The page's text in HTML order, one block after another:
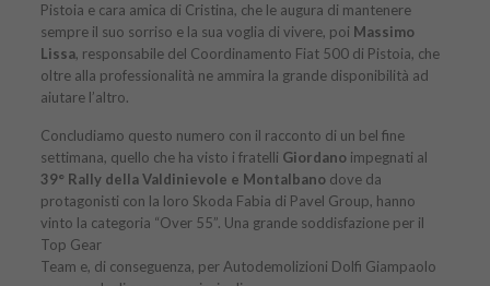
Pistoia e cara amica di Cristina, che le augura di mantenere
sempre il suo sorriso e la sua voglia di vivere, poi Massimo
Lissa, responsabile del Coordinamento Fiat 500 di Pistoia, che
oltre alla professionalità ne ammira la grande disponibilità ad
aiutare l’altro.
Concludiamo questo numero con il racconto di un bel fine
settimana, quello che ha visto i fratelli Giordano impegnati al
39° Rally della Valdinievole e Montalbano dove da
protagonisti con la loro Skoda Fabia di Pavel Group, hanno
vinto la categoria “Over 55”. Una grande soddisfazione per il
Top Gear
Team e, di conseguenza, per Autodemolizioni Dolfi Giampaolo